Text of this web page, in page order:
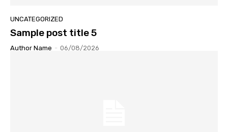
UNCATEGORIZED
Sample post title 5
Author Name - 06/08/2026